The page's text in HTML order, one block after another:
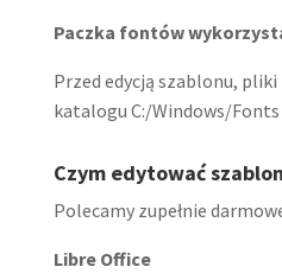
Paczka fontów
Przed edycją szablonu,
katalogu C:/Windows/Fonts
Czym edytować
Polecamy zupełnie
Libre Office